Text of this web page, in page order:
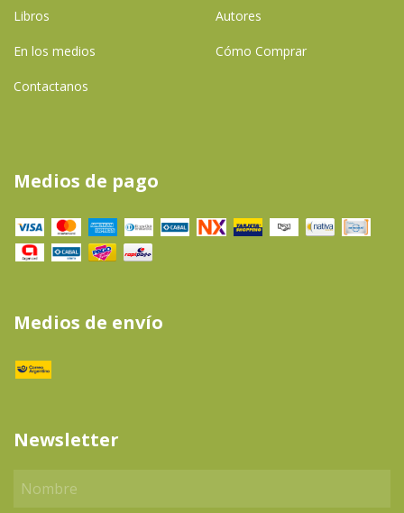
Libros Autores
En los medios Cómo Comprar
Contactanos
Medios de pago
Medios de envío
Newsletter